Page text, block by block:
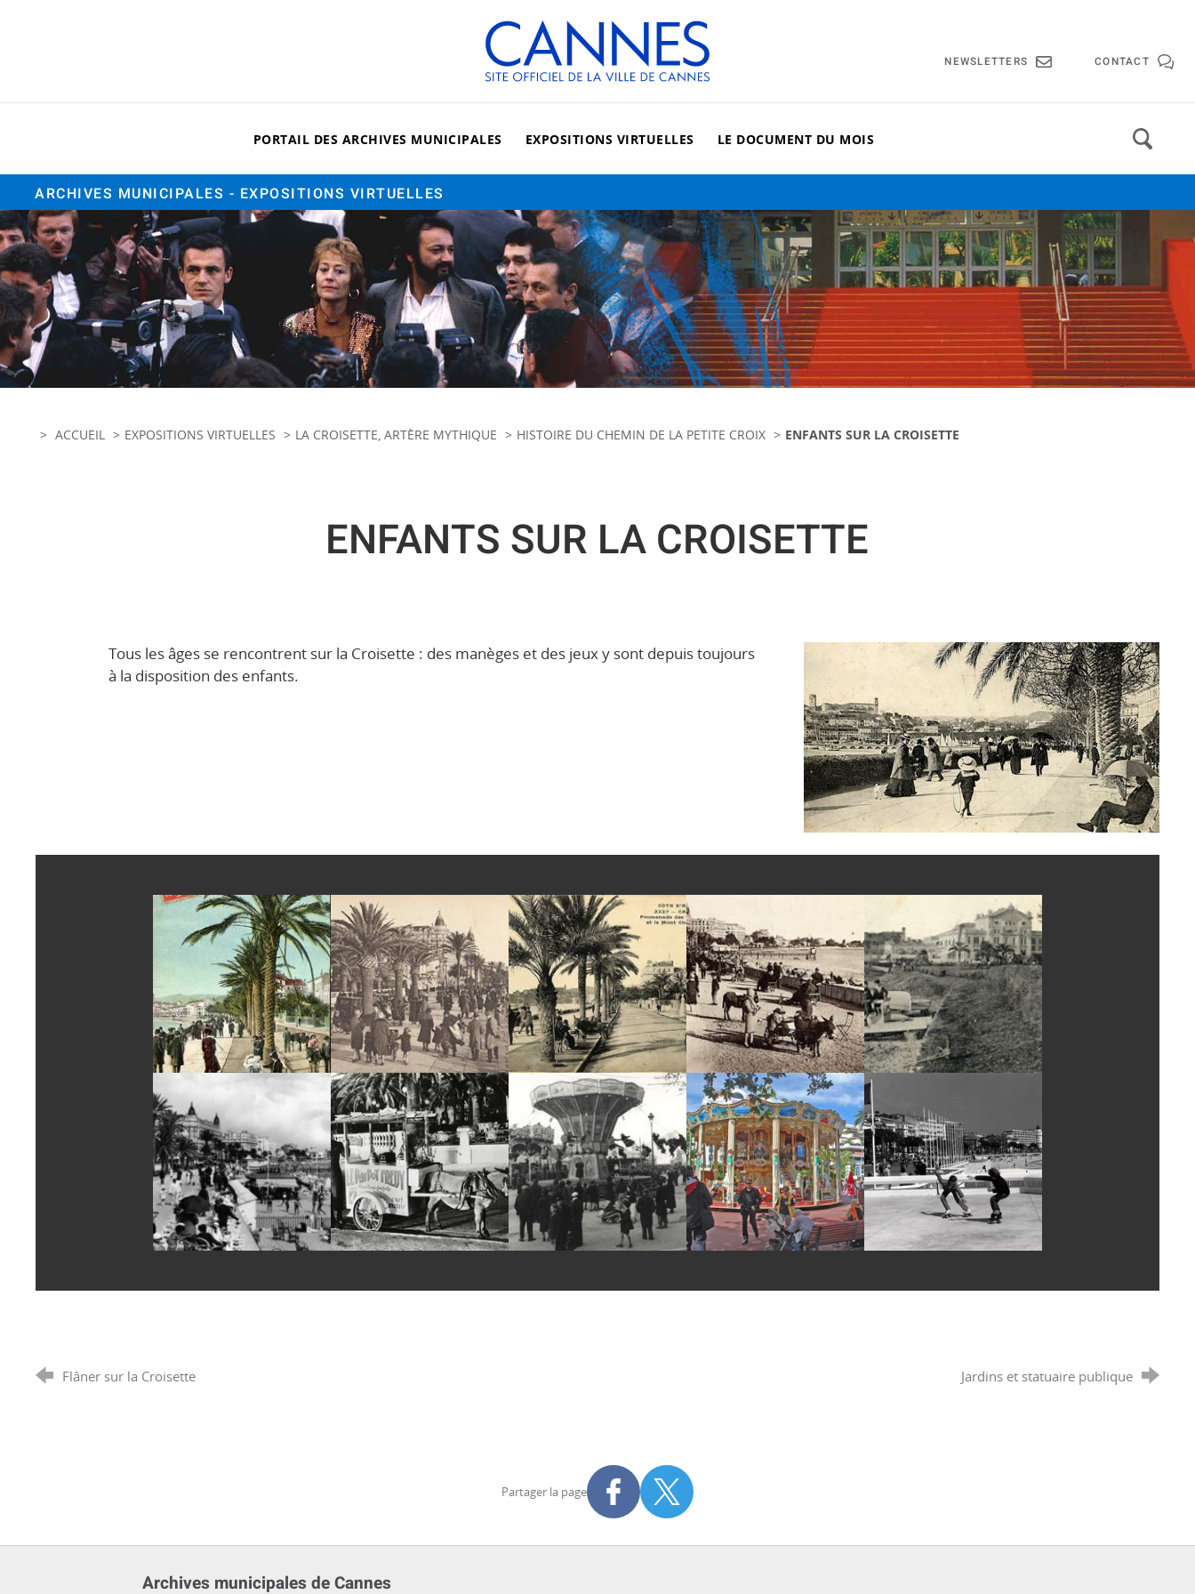
NEWSLETTERS CONTACT
ARCHIVES MUNICIPALES - EXPOSITIONS VIRTUELLES
PORTAIL DES ARCHIVES MUNICIPALES EXPOSITIONS VIRTUELLES LE DOCUMENT DU MOIS
ACCUEIL EXPOSITIONS VIRTUELLES LA CROISETTE, ARTÈRE MYTHIQUE HISTOIRE DU CHEMIN DE LA PETITE CROIX ENFANTS SUR LA CROISETTE
ENFANTS SUR LA CROISETTE
Tous les âges se rencontrent sur la Croisette : des manèges et des jeux y sont depuis toujours
à la disposition des enfants.
Flâner sur la Croisette Jardins et statuaire publique
Partager la page
Partager sur Facebook
Partager sur X
Archives municipales de Cannes